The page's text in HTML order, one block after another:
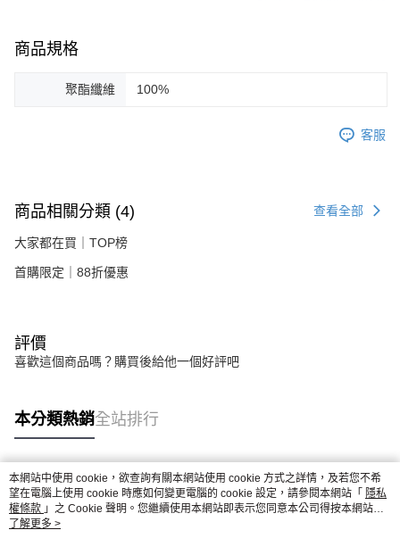
商品規格
聚酯纖維 100%
客服
商品相關分類 (4) 查看全部
大家都在買｜TOP榜
首購限定｜88折優惠
評價
喜歡這個商品嗎？購買後給他一個好評吧
本分類熱銷全站排行
熱門標籤
本網站中使用 cookie，欲查詢有關本網站使用 cookie 方式之詳情，及若您不希
望在電腦上使用 cookie 時應如何變更電腦的 cookie 設定，請參閱本網站「 隱私
權條款 」之 Cookie 聲明。您繼續使用本網站即表示您同意本公司得按本網站使
用條款之 Cookie 聲明使用 cookie。
了解更多 >